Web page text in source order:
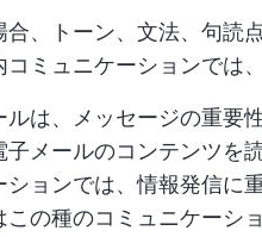
、トーン、文法、句読
ミュニケーションでは
ルは、メッセージの重要
メールのコンテンツを
ションでは、情報発信に
の種のコミュニケーシ